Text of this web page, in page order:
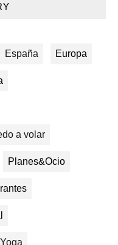
España Europa
a volar
Planes&Ocio
Yoga